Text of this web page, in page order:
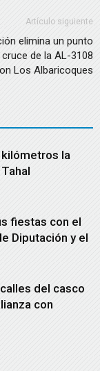
Artículo siguiente
elimina un punto
de la AL-3108
Los Albaricoques
la
fiestas con el
Diputación y el
del casco
con